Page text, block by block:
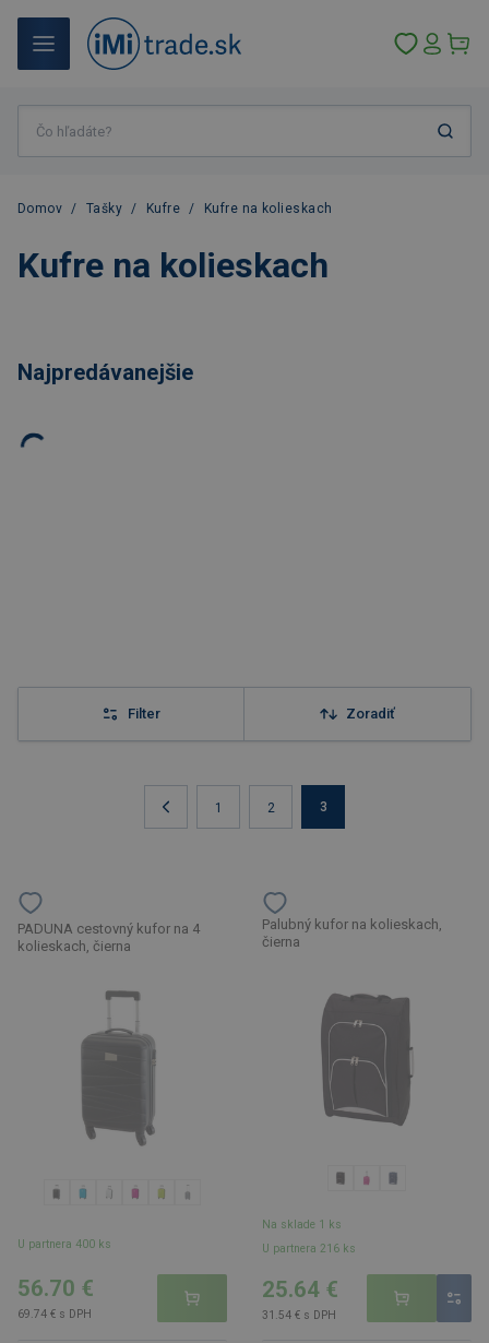
Domov / Tašky / Kufre / Kufre na kolieskach
Kufre na kolieskach
Najpredávanejšie
Filter Zoradiť
1 2 3
PADUNA cestovný kufor na 4
kolieskach, čierna
U partnera 400 ks
56.70 €
69.74 € s DPH
Palubný kufor na kolieskach,
čierna
Na sklade 1 ks
U partnera 216 ks
25.64 €
31.54 € s DPH